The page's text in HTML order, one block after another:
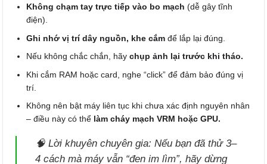
Không chạm tay trực tiếp vào bo mạch (dễ gây tĩnh
điện).
Ghi nhớ vị trí dây nguồn, khe cắm để lắp lại đúng.
Nếu không chắc chắn, hãychụp ảnh lại trước khi tháo.
Khi cắm RAM hoặc card, nghe “click” để đảm bảo đúng vị
trí.
Không nên bật máy liên tục khi chưa xác định nguyên nhân
– điều này có thể làm cháy mạch VRM hoặc GPU.
🧠Lời khuyên chuyên gia: Nếu bạn đã thử 3–
4 cách mà máy vẫn “đen im lìm”, hãy dừng